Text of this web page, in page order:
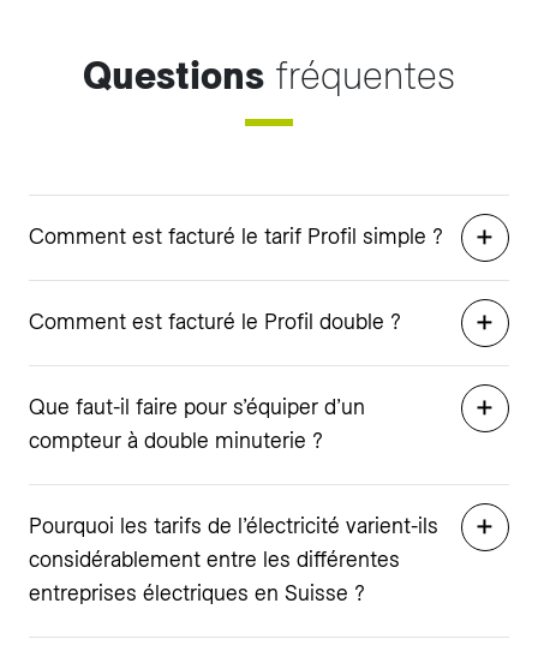
Questions fréquentes
Comment est facturé le tarif Profil simple ?
Comment est facturé le Profil double ?
Que faut-il faire pour s’équiper d’un
compteur à double minuterie ?
Pourquoi les tarifs de l’électricité varient-ils
considérablement entre les différentes
entreprises électriques en Suisse ?